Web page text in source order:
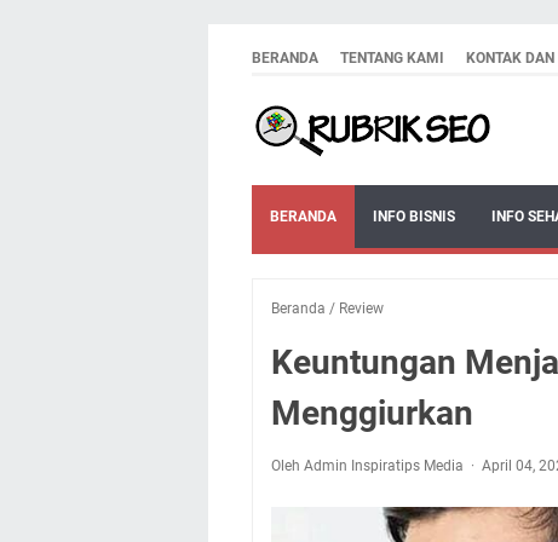
BERANDA TENTANG KAMI KONTAK
BERANDA INFO BISNIS INFO
Beranda / Review
Keuntungan
Menggiurkan
Oleh Admin Inspiratips Media April 04,